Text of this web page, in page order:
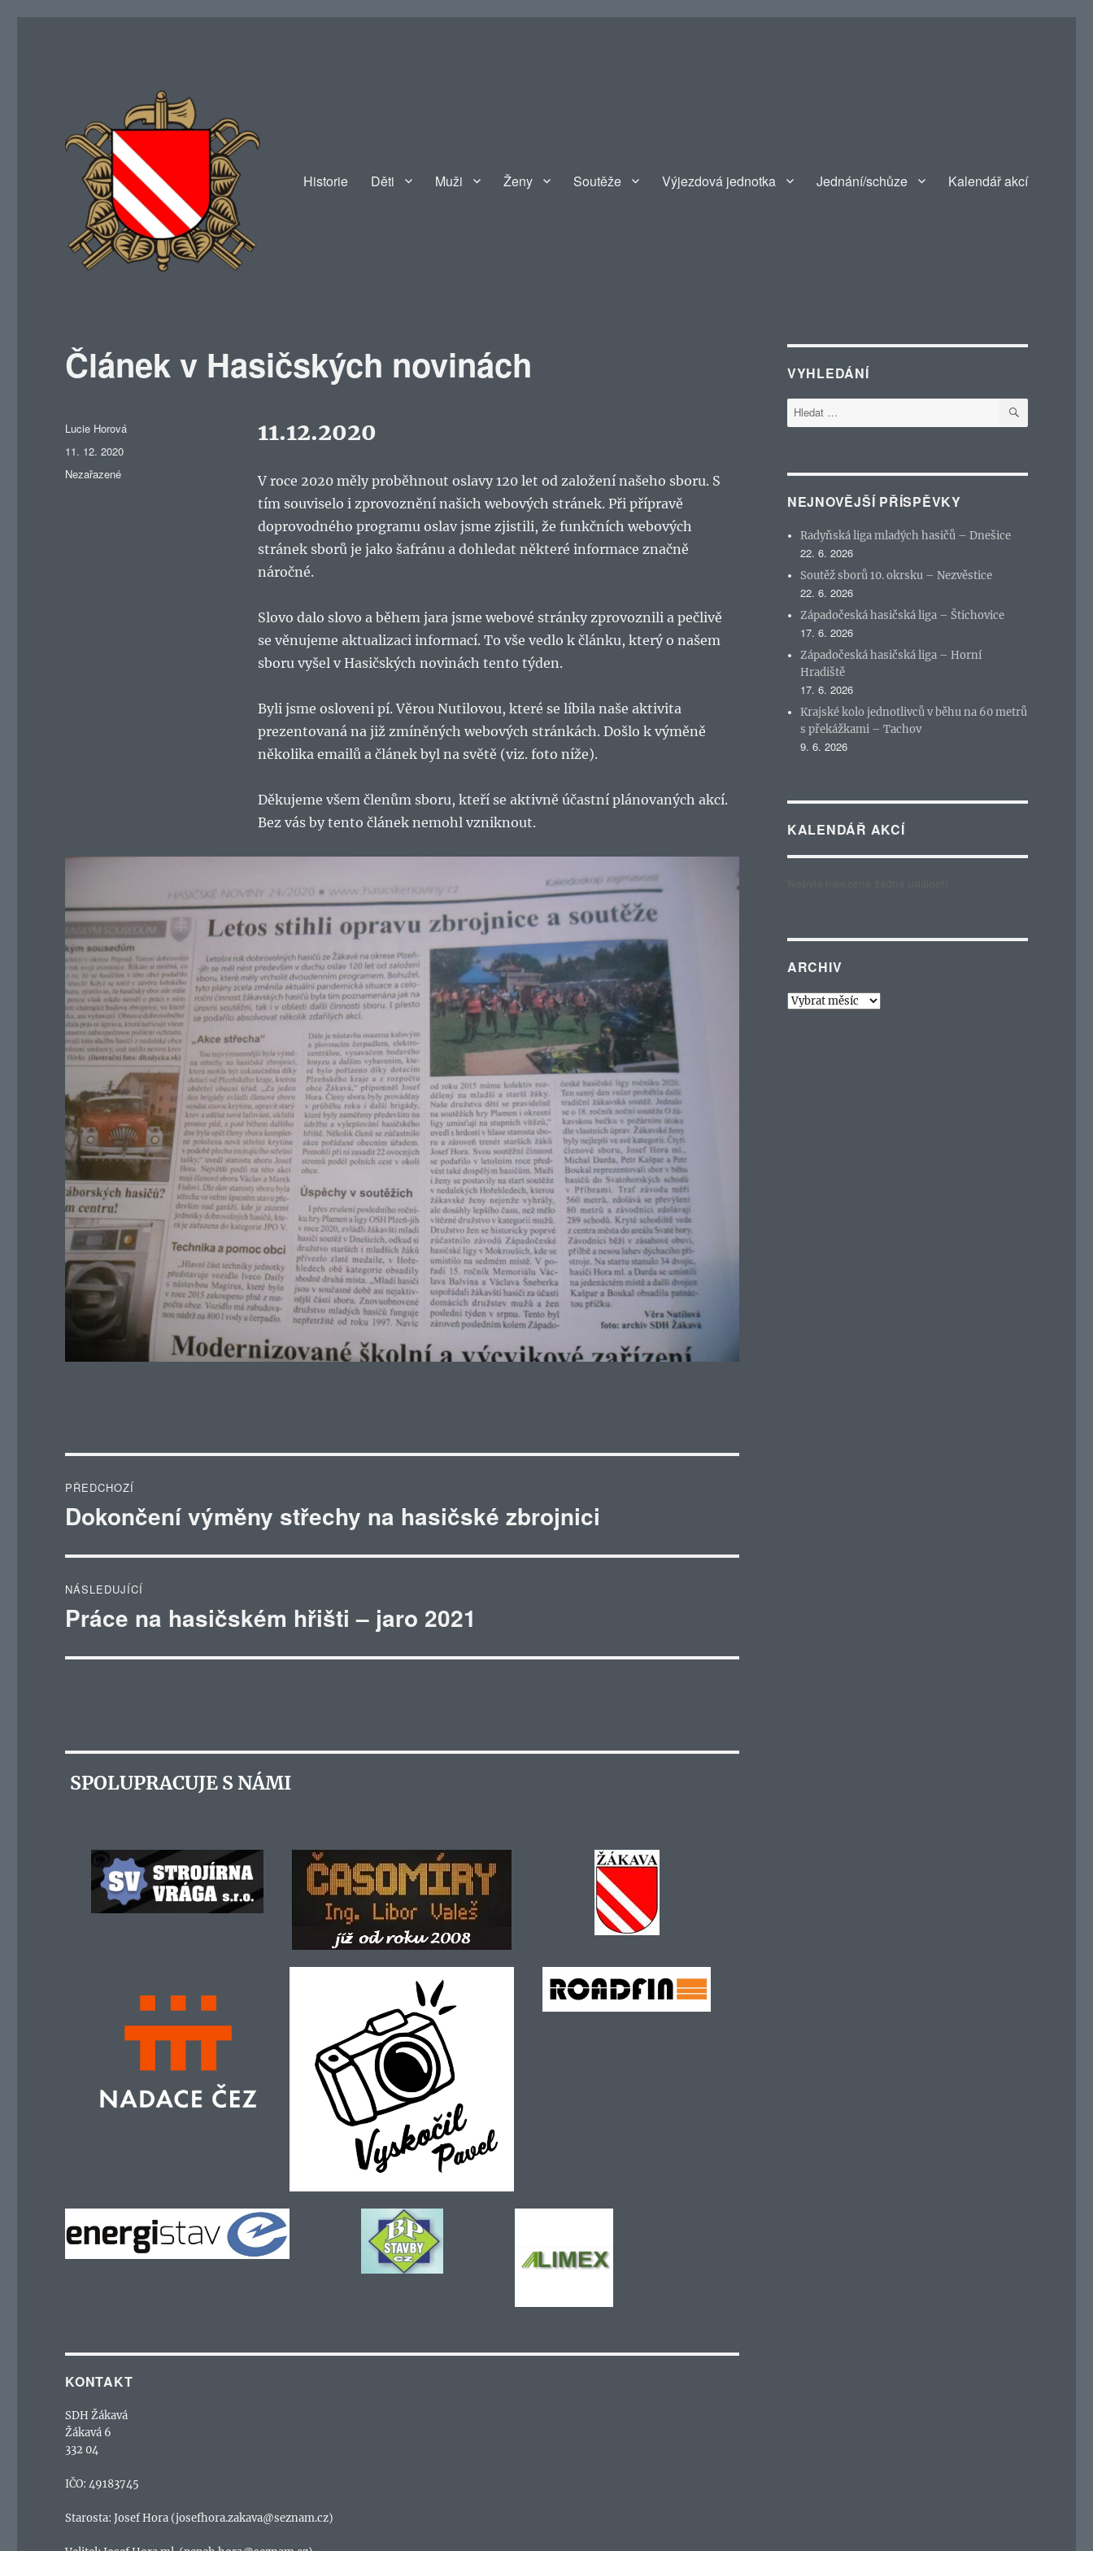
Historie Děti Muži Ženy Soutěže Výjezdová jednotka Jednání/schůze Kalendář akcí
Článek v Hasičských novinách
11.12.2020
V roce 2020 měly proběhnout oslavy 120 let od založení našeho sboru. S
tím souviselo i zprovoznění našich webových stránek. Při přípravě
doprovodného programu oslav jsme zjistili, že funkčních webových
stránek sborů je jako šafránu a dohledat některé informace značně
náročné.
Slovo dalo slovo a během jara jsme webové stránky zprovoznili a pečlivě
se věnujeme aktualizaci informací. To vše vedlo k článku, který o našem
sboru vyšel v Hasičských novinách tento týden.
Byli jsme osloveni pí. Věrou Nutilovou, které se líbila naše aktivita
prezentovaná na již zmíněných webových stránkách. Došlo k výměně
několika emailů a článek byl na světě (viz. foto níže).
Děkujeme všem členům sboru, kteří se aktivně účastní plánovaných akcí.
Bez vás by tento článek nemohl vzniknout.
Autor:
Lucie Horová
Publikováno:
11. 12. 2020
Rubriky:
Nezařazené
pro
PŘEDCHOZÍ
Předchozí
Dokončení výměny střechy na hasičské zbrojnici
NÁSLEDUJÍCÍ
Následující
Práce na hasičském hřišti – jaro 2021
SPOLUPRACUJE S NÁMI
KONTAKT
SDH Žákavá
Žákavá 6
332 04
IČO: 49183745
Starosta: Josef Hora (josefhora.zakava@seznam.cz)
VYHLEDÁNÍ
Hledat: HLEDÁNÍ
NEJNOVĚJŠÍ PŘÍSPĚVKY
Radyňská liga mladých hasičů – Dnešice
22. 6. 2026
Soutěž sborů 10. okrsku – Nezvěstice
22. 6. 2026
Západočeská hasičská liga – Štichovice
17. 6. 2026
Západočeská hasičská liga – Horní
Hradiště
17. 6. 2026
Krajské kolo jednotlivců v běhu na 60 metrů
s překážkami – Tachov
9. 6. 2026
KALENDÁŘ AKCÍ
ARCHIV
Archiv